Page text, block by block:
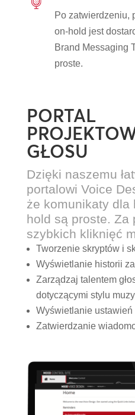
Po zatwierdzeniu,
on-hold jest
Brand Messaging
proste.
PORTAL
GŁOSU
Dzięki naszemu
portalowi Voice
że komunikaty dla
hold są proste. Za
szybkich kliknięć
Tworzenie skryptów i
Wyświetlanie historii
Zarządzaj talentem
dotyczącymi stylu
Wyświetlanie ustawień
Zatwierdzanie